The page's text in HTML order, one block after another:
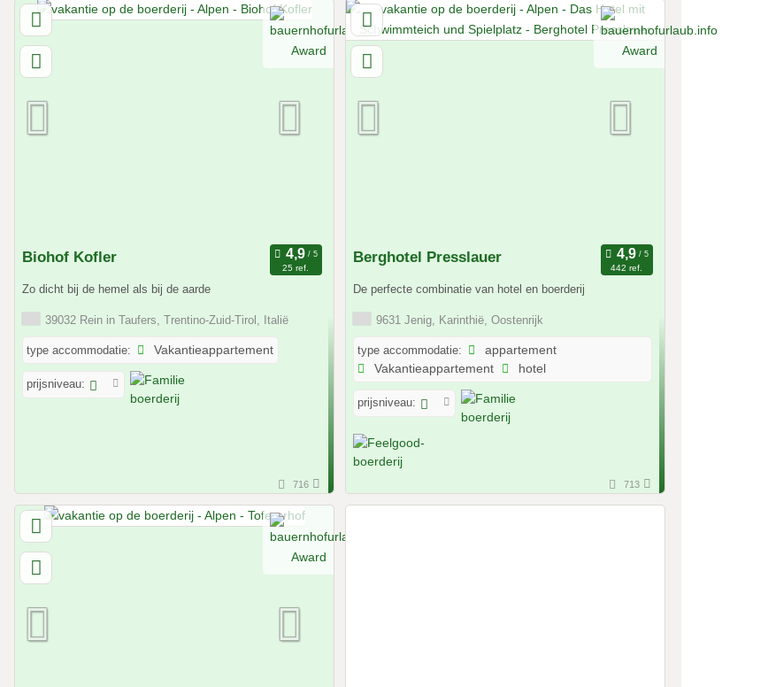
Biohof Kofler
25 ref.
Zo dicht bij de hemel als bij de aarde
39032 Rein in Taufers, Trentino-Zuid-Tirol, Italië
type accommodatie: Vakantieappartement
prijsniveau:
716
Berghotel Presslauer
442 ref.
De perfecte combinatie van hotel en boerderij
9631 Jenig, Karinthië, Oostenrijk
type accommodatie:
appartement
Vakantieappartement
hotel
prijsniveau:
713